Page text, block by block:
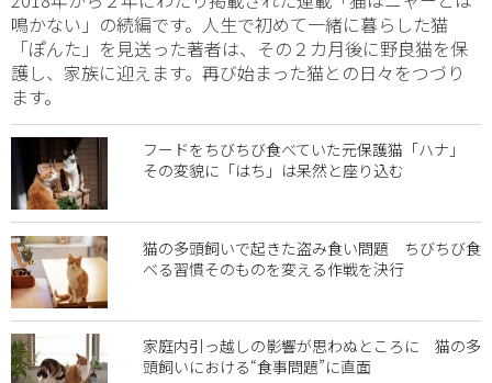
鳴かない」の続編です。人生で初めて一緒に暮らした猫
「ぽんた」を見送った著者は、その２カ月後に野良猫を保
護し、家族に迎えます。再び始まった猫との日々をつづり
ます。
フードをちびちび食べていた元保護猫「ハナ」
その変貌に「はち」は呆然と座り込む
猫の多頭飼いで起きた盗み食い問題 ちびちび食
べる習慣そのものを変える作戦を決行
家庭内引っ越しの影響が思わぬところに 猫の多
頭飼いにおける“食事問題”に直面